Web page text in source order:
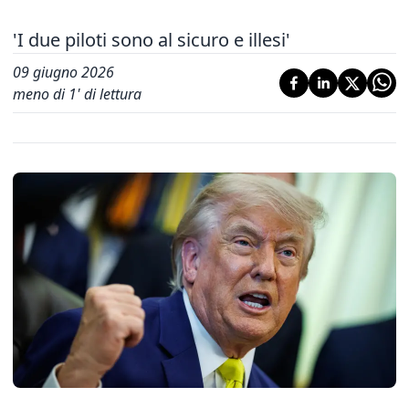
'I due piloti sono al sicuro e illesi'
09 giugno 2026
meno di 1' di lettura